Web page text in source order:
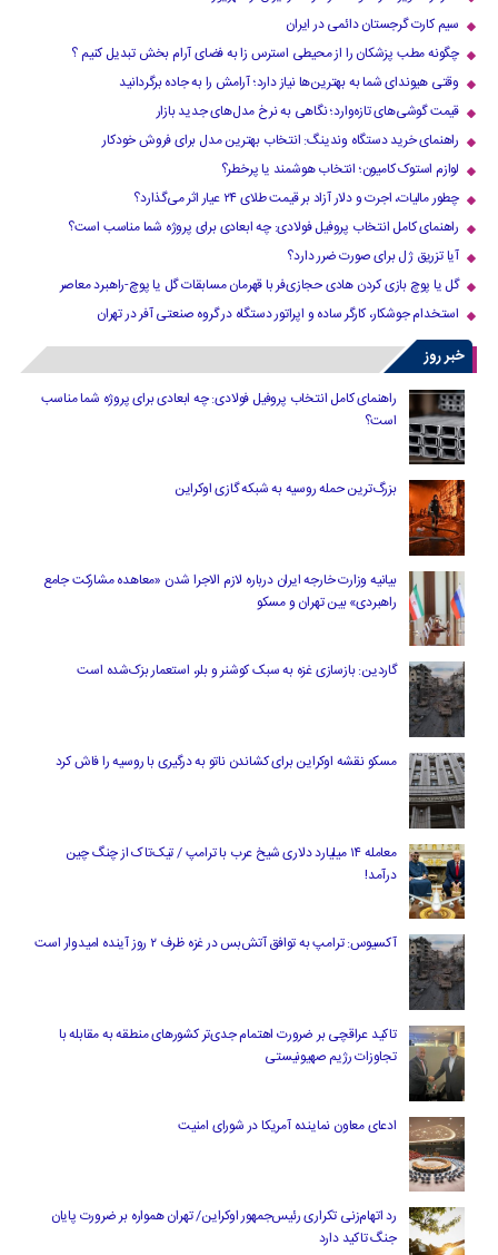
سیم کارت گرجستان دائمی در ایران
چگونه مطب پزشکان را از محیطی استرس زا به فضای آرام بخش تبدیل کنیم ؟
وقتی هیوندای شما به بهترین‌ها نیاز دارد؛ آرامش را به جاده برگردانید
قیمت گوشی‌های تازه‌وارد؛ نگاهی به نرخ مدل‌های جدید بازار
راهنمای خرید دستگاه وندینگ: انتخاب بهترین مدل برای فروش خودکار
لوازم استوک کامیون؛ انتخاب هوشمند یا پرخطر؟
چطور مالیات، اجرت و دلار آزاد بر قیمت طلای ۲۴ عیار اثر می‌گذارد؟
راهنمای کامل انتخاب پروفیل فولادی: چه ابعادی برای پروژه شما مناسب است؟
آیا تزریق ژل برای صورت ضرر دارد​؟
گل یا پوچ بازی کردن هادی حجازی‌فر با قهرمان مسابقات گل یا پوچ-راهبرد معاصر
استخدام جوشکار، کارگر ساده و اپراتور دستگاه در گروه صنعتی آفر در تهران
خبر روز
راهنمای کامل انتخاب پروفیل فولادی: چه ابعادی برای پروژه شما مناسب
است؟
بزرگ‌ترین حمله روسیه به شبکه گازی اوکراین
بیانیه وزارت خارجه ایران درباره لازم‌ الاجرا شدن «معاهده مشارکت جامع
راهبردی» بین تهران و مسکو
گاردین: بازسازی غزه به سبک کوشنر و بلر، استعمار بزک‌شده است
مسکو نقشه اوکراین برای کشاندن ناتو به درگیری با روسیه را فاش کرد
معامله ۱۴ میلیارد دلاری شیخ عرب با ترامپ / تیک‌تاک از چنگ چین
درآمد!
آکسیوس: ترامپ به توافق آتش‌بس در غزه ظرف ۲ روز آینده امیدوار است
تاکید عراقچی بر ضرورت اهتمام جدی‌تر کشورهای منطقه به مقابله با
تجاوزات رژیم صهیونیستی
ادعای معاون نماینده آمریکا در شورای امنیت
رد اتهام‌زنی تکراری رئیس‌جمهور اوکراین/ تهران همواره بر ضرورت پایان
جنگ تاکید دارد